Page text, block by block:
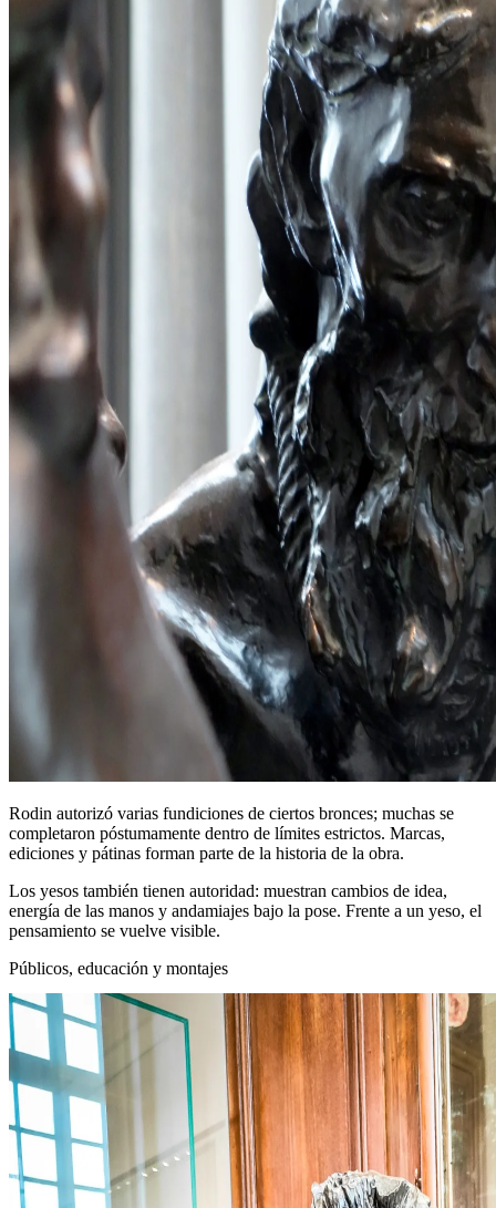
Rodin autorizó varias fundiciones de ciertos bronces; muchas se
completaron póstumamente dentro de límites estrictos. Marcas,
ediciones y pátinas forman parte de la historia de la obra.
Los yesos también tienen autoridad: muestran cambios de idea,
energía de las manos y andamiajes bajo la pose. Frente a un yeso, el
pensamiento se vuelve visible.
Públicos, educación y montajes